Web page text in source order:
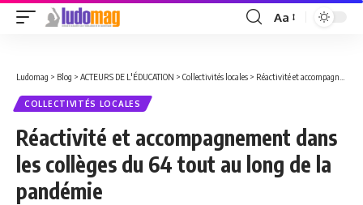
Font
Aa
Ludomag > Blog > ACTEURS DE L'ÉDUCATION > Collectivités locales > Réactivité et accompagnement dans les collèges du 64 tout au long de la pandémie
COLLECTIVITÉS LOCALES
Réactivité et accompagnement dans
les collèges du 64 tout au long de la
pandémie